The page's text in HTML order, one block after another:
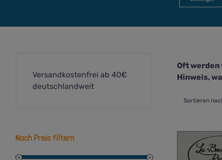
Oft
Hinweis,
Sortieren
Versandkostenfrei ab 40€
deutschlandweit
Nach Preis filtern